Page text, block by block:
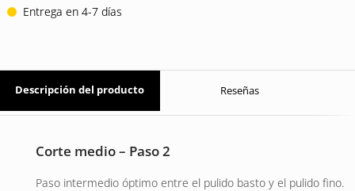
Entrega en 4-7 días
Descripción del producto Reseñas
Corte medio – Paso 2
Paso intermedio óptimo entre el pulido basto y el pulido fino.